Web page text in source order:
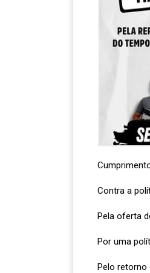
Contra a
Pela oferta
Por uma
Pelo retorno